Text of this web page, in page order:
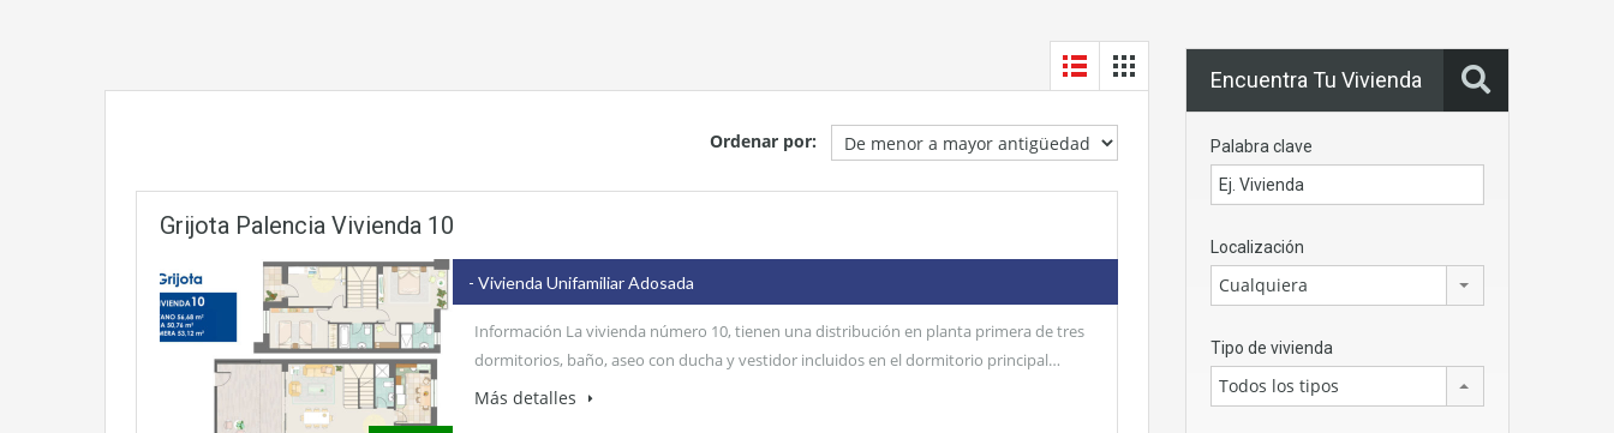
Ordenar por:
Grijota Palencia Vivienda 10
- Vivienda Unifamiliar Adosada
Información La vivienda número 10, tienen una distribución en planta primera de tres
dormitorios, baño, aseo con ducha y vestidor incluidos en el dormitorio principal…
Más detalles
Encuentra Tu Vivienda
Palabra clave
Localización
Cualquiera
Tipo de vivienda
Todos los tipos
Necesarias
cookies no
son
opcionales.
para que
web.